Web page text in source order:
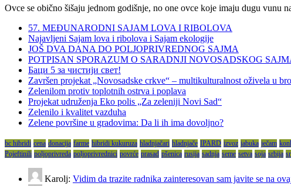
Ovce se obično šišaju jednom godišnje, no one ovce koje imaju dugu vunu
57. MEĐUNARODNI SAJAM LOVA I RIBOLOVA
Najavljeni Sajam lova i ribolova i Sajam ekologije
JOŠ DVA DANA DO POLJOPRIVREDNOG SAJMA
POTPISAN SPORAZUM O SARADNJI NOVOSADSKOG
Баци 5 за чистији свет!
Završen projekat „Novosadske crkve“ – multikulturalnost oživela u
Zelenilom protiv toplotnih ostrva i poplava
Projekat udruženja Eko polis „Za zeleniji Novi Sad“
Zelenilo i kvalitet vazduha
Zelene površine u gradovima: Da li ih ima dovoljno?
bc hibridi cena donacija farme hibridi kukuruza hladnjačari hladnjače IPARD izvoz jabuka ječam
Pojeftinili poljoprivreda poljoprivrednici povrće prasad pšenica rusija sadnja seme setva soja srbija
Karolj: Vidim da trazite radnika zainteresovan sam javite se na